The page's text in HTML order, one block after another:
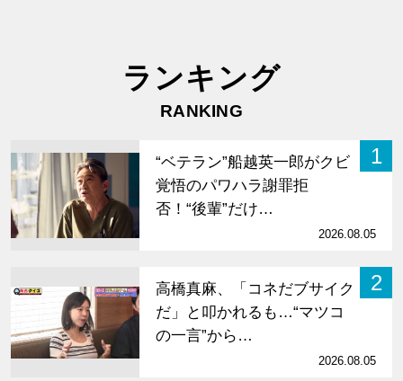
ランキング
RANKING
1
“ベテラン”船越英一郎がクビ
覚悟のパワハラ謝罪拒
否！“後輩”だけ…
2026.08.05
2
高橋真麻、「コネだブサイク
だ」と叩かれるも…“マツコ
の一言”から…
2026.08.05